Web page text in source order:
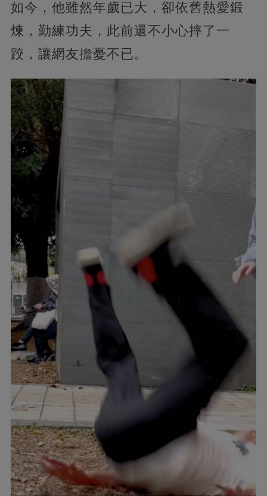
如今，他雖然年歲已大，卻依舊熱愛鍛
煉，勤練功夫，此前還不小心摔了一
跤，讓網友擔憂不已。